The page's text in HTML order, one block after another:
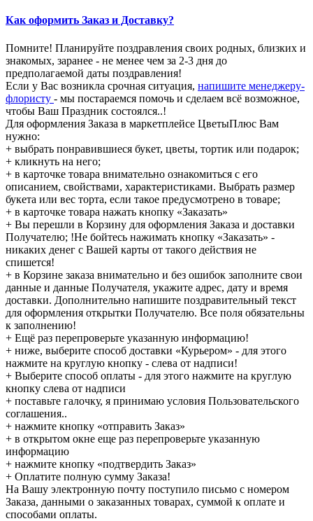
Как оформить Заказ и Доставку?
Помните! Планируйте поздравления своих родных, близких и
знакомых, заранее - не менее чем за 2-3 дня до
предполагаемой даты поздравления!
Если у Вас возникла срочная ситуация, напишите менеджеру-
флористу - мы постараемся помочь и сделаем всё возможное,
чтобы Ваш Праздник состоялся..!
Для оформления Заказа в маркетплейсе ЦветыПлюс Вам
нужно:
+ выбрать понравившиеся букет, цветы, тортик или подарок;
+ кликнуть на него;
+ в карточке товара внимательно ознакомиться с его
описанием, свойствами, характеристиками. Выбрать размер
букета или вес торта, если такое предусмотрено в товаре;
+ в карточке товара нажать кнопку «Заказать»
+ Вы перешли в Корзину для оформления Заказа и доставки
Получателю; !Не бойтесь нажимать кнопку «Заказать» -
никаких денег с Вашей карты от такого действия не
спишется!
+ в Корзине заказа внимательно и без ошибок заполните свои
данные и данные Получателя, укажите адрес, дату и время
доставки. Дополнительно напишите поздравительный текст
для оформления открытки Получателю. Все поля обязательны
к заполнению!
+ Ещё раз перепроверьте указанную информацию!
+ ниже, выберите способ доставки «Курьером» - для этого
нажмите на круглую кнопку - слева от надписи!
+ Выберите способ оплаты - для этого нажмите на круглую
кнопку слева от надписи
+ поставьте галочку, я принимаю условия Пользовательского
соглашения..
+ нажмите кнопку «отправить Заказ»
+ в открытом окне еще раз перепроверьте указанную
информацию
+ нажмите кнопку «подтвердить Заказ»
+ Оплатите полную сумму Заказа!
На Вашу электронную почту поступило письмо с номером
Заказа, данными о заказанных товарах, суммой к оплате и
способами оплаты.